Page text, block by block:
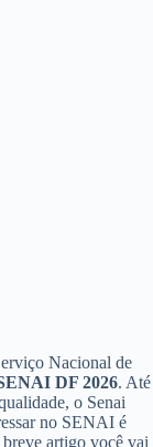
Nacional de
DF 2026. Até
o Senai
no SENAI é
breve artigo você vai